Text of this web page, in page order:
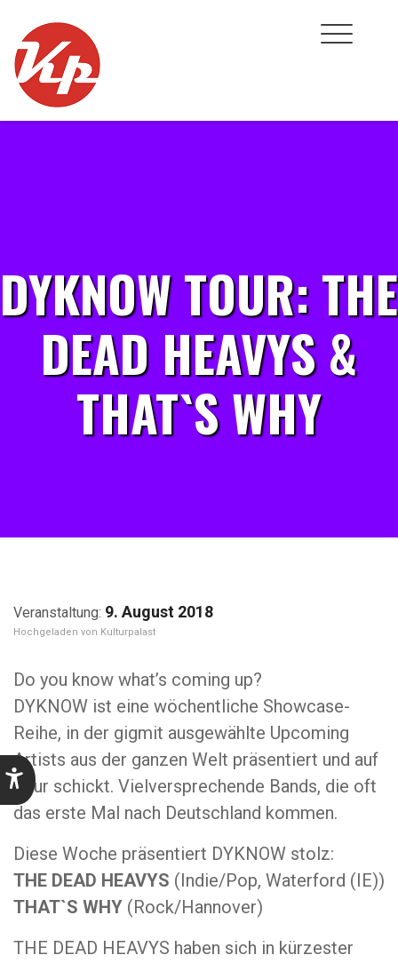
content
DYKNOW TOUR: THE
DEAD HEAVYS &
THAT`S WHY
9. August 2018
Kulturpalast
Do you know what’s coming up?
DYKNOW ist eine wöchentliche Showcase-
Reihe, in der gigmit ausgewählte Upcoming
Artists aus der ganzen Welt präsentiert und auf
Tour schickt. Vielversprechende Bands, die oft
das erste Mal nach Deutschland kommen.
Diese Woche präsentiert DYKNOW stolz:
THE DEAD HEAVYS (Indie/Pop, Waterford (IE))
THAT`S WHY (Rock/Hannover)
THE DEAD HEAVYS haben sich in kürzester